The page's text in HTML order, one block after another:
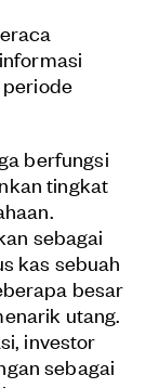
berfungsi
tingkat
sebagai
kas sebuah
besar
utang.
investor
sebagai